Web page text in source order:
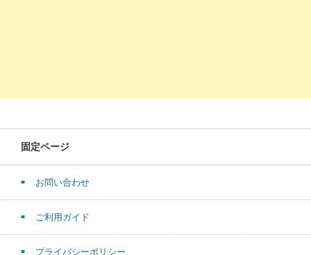
固定ページ
お問い合わせ
ご利用ガイド
プライバシーポリシー